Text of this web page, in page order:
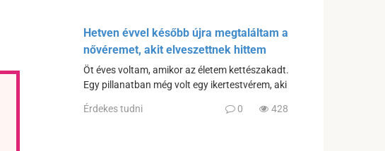
Hetven évvel később újra megtaláltam a
nővéremet, akit elveszettnek hittem
Öt éves voltam, amikor az életem kettészakadt.
Egy pillanatban még volt egy ikertestvérem, aki
Érdekes tudni 0 428